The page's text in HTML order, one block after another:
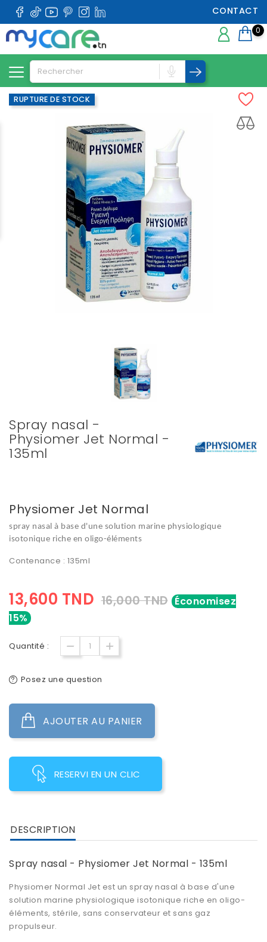
CONTACT
0
RUPTURE DE STOCK
Spray nasal -
Physiomer Jet Normal -
135ml
Physiomer Jet Normal
spray nasal à base d'une solution marine physiologique
isotonique riche en oligo-éléments
Contenance : 135ml
13,600 TND 16,000 TND Économisez
15%
Quantité :
Posez une question
AJOUTER AU PANIER
RESERVI EN UN CLIC
DESCRIPTION
Spray nasal - Physiomer Jet Normal - 135ml
Physiomer Normal Jet est un spray nasal à base d'une
solution marine physiologique isotonique riche en oligo-
éléments, stérile, sans conservateur et sans gaz
propulseur.